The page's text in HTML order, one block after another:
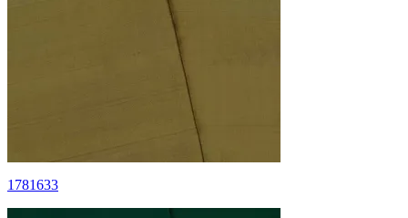
1781633